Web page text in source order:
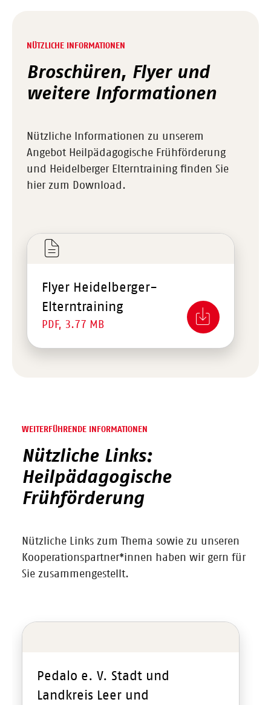
NÜTZLICHE INFORMATIONEN
Broschüren, Flyer und
weitere Informationen
Nützliche Informationen zu unserem
Angebot Heilpädagogische Frühförderung
und Heidelberger Elterntraining finden Sie
hier zum Download.
Flyer Heidelberger-
Elterntraining
PDF, 3.77 MB
WEITERFÜHRENDE INFORMATIONEN
Nützliche Links:
Heilpädagogische
Frühförderung
Nützliche Links zum Thema sowie zu unseren
Kooperationspartner*innen haben wir gern für
Sie zusammengestellt.
Pedalo e. V. Stadt und
Landkreis Leer und